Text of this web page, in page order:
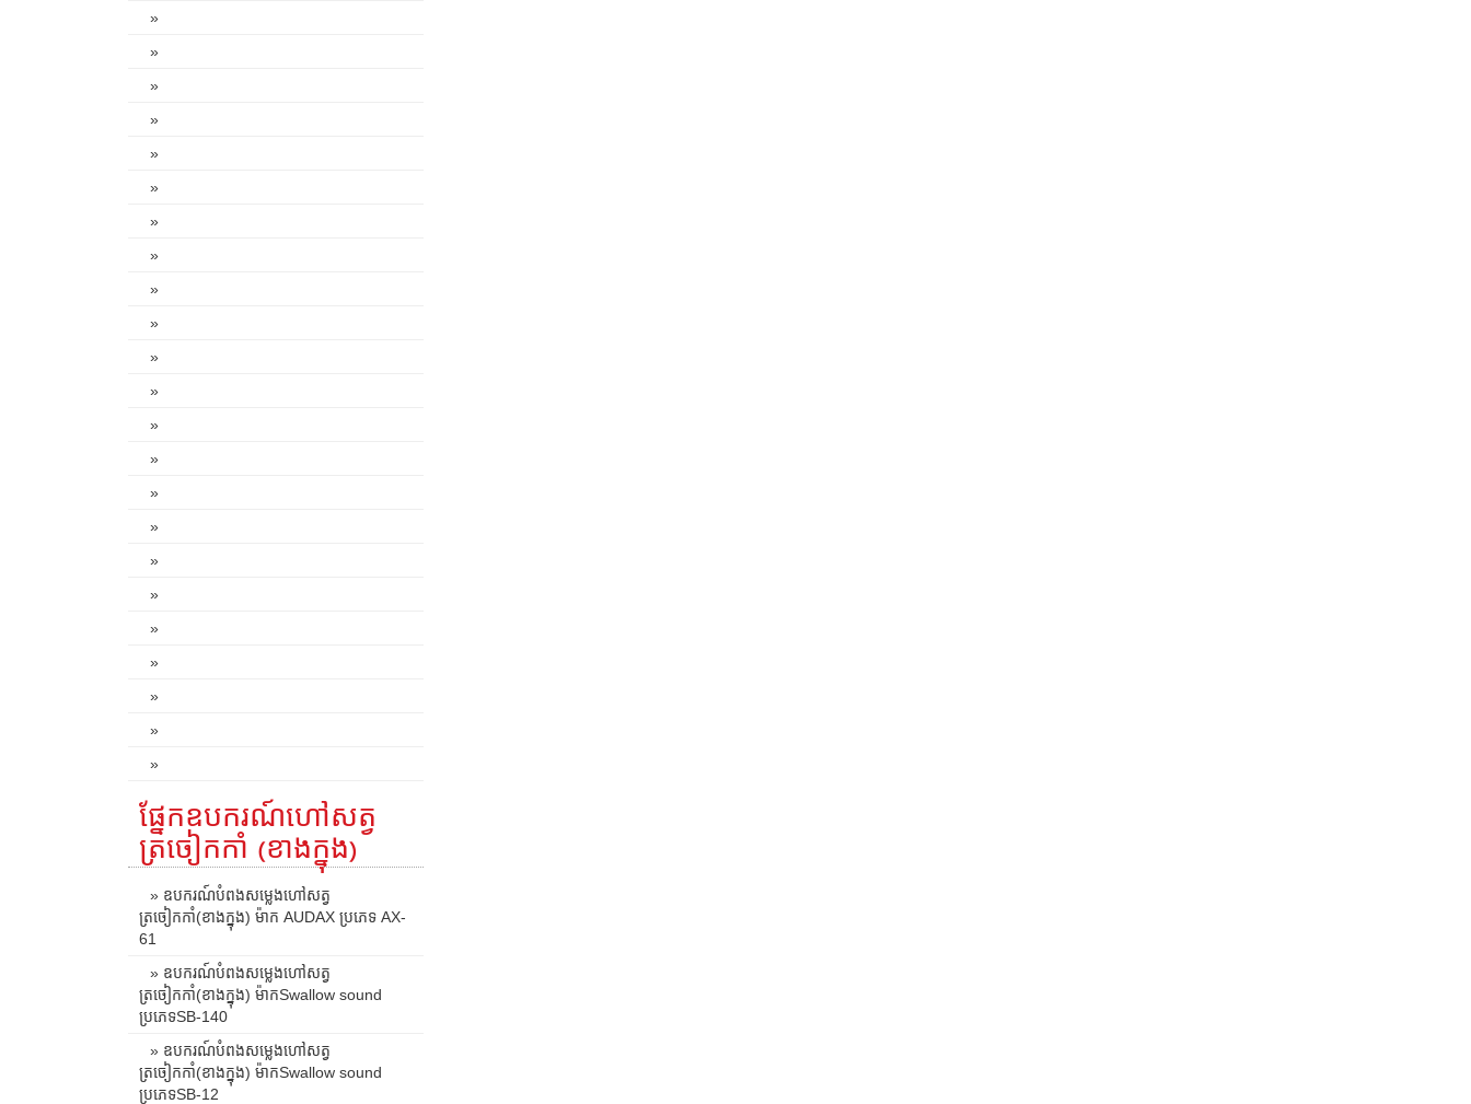
»
»
»
»
»
»
»
»
»
»
»
»
»
»
»
»
»
»
»
»
»
»
»
ផ្នែកឧបករណ៍ហៅសត្វ
ត្រចៀកកាំ (ខាងក្នុង)
» ឧបករណ៍បំពងសម្លេងហៅសត្វ
ត្រចៀកកាំ(ខាងក្នុង) ម៉ាក AUDAX ប្រភេទ AX-
61
» ឧបករណ៍បំពងសម្លេងហៅសត្វ
ត្រចៀកកាំ(ខាងក្នុង) ម៉ាកSwallow sound
ប្រភេទSB-140
» ឧបករណ៍បំពងសម្លេងហៅសត្វ
ត្រចៀកកាំ(ខាងក្នុង) ម៉ាកSwallow sound
ប្រភេទSB-12